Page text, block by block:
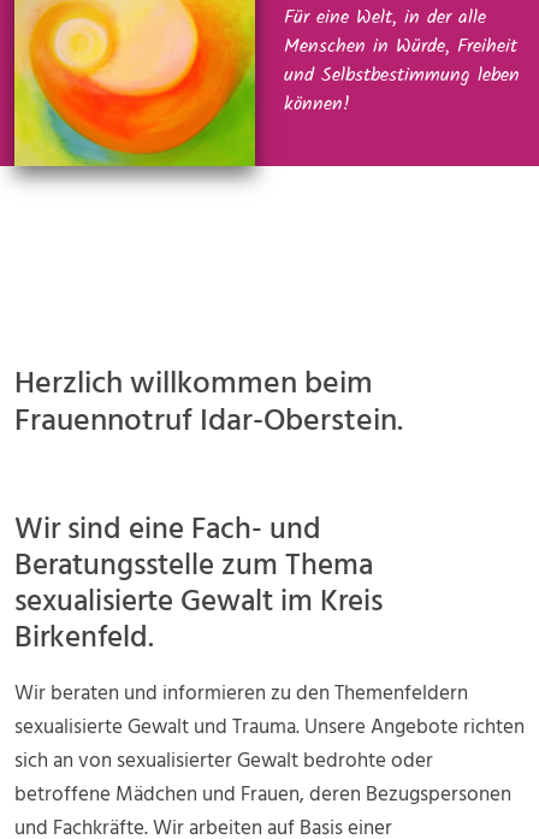
Für eine Welt, in der alle
Menschen in Würde, Freiheit
und Selbstbestimmung leben
können!
Herzlich willkommen beim
Frauennotruf Idar-Oberstein.
Wir sind eine Fach- und
Beratungsstelle zum Thema
sexualisierte Gewalt im Kreis
Birkenfeld.
Wir beraten und informieren zu den Themenfeldern
sexualisierte Gewalt und Trauma. Unsere Angebote richten
sich an von sexualisierter Gewalt bedrohte oder
betroffene Mädchen und Frauen, deren Bezugspersonen
und Fachkräfte. Wir arbeiten auf Basis einer